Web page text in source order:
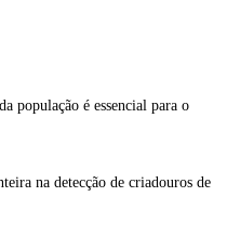
população é essencial para o
na detecção de criadouros de